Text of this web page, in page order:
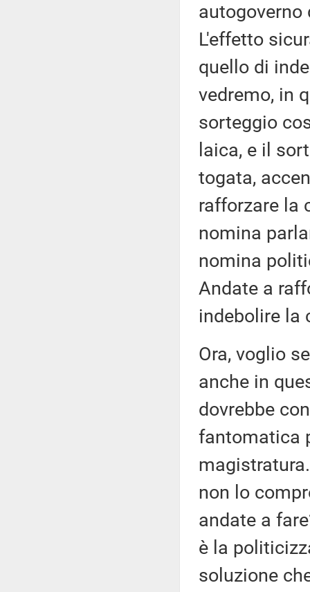
autogoverno
L'effetto
quello di
vedremo, in
sorteggio
laica, e il
togata,
rafforzare la
nomina
nomina
Andate a
indebolire la
Ora, voglio
anche in
dovrebbe
fantomatica
non lo
andate a
è la
soluzione